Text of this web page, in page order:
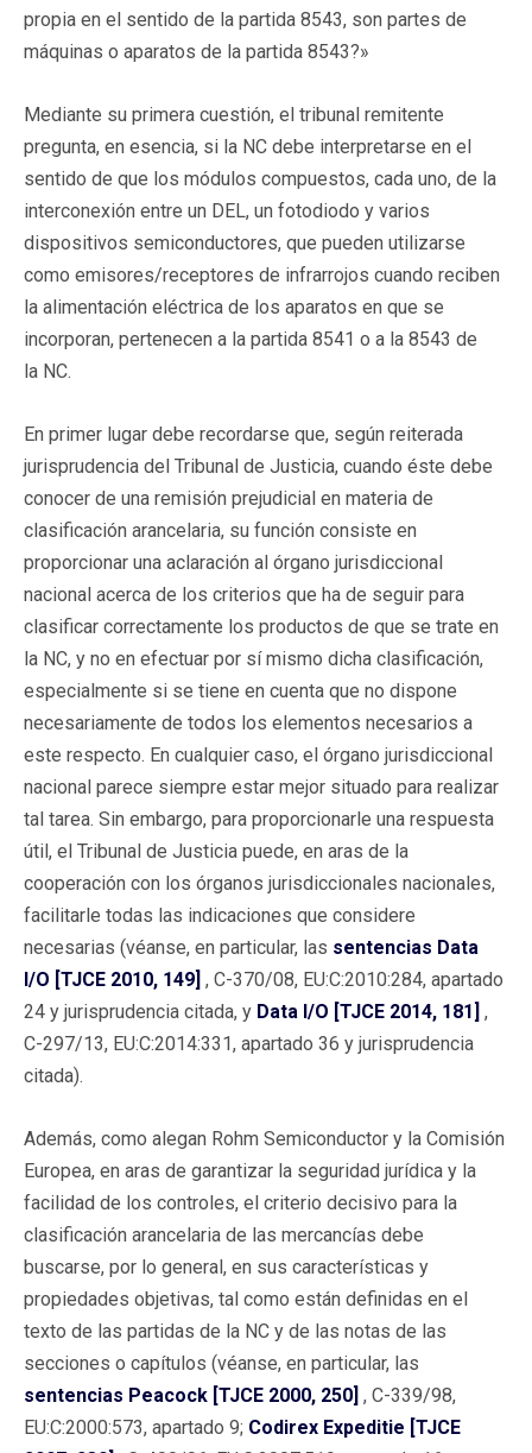
propia en el sentido de la partida 8543, son partes de
máquinas o aparatos de la partida 8543?»
Mediante su primera cuestión, el tribunal remitente
pregunta, en esencia, si la NC debe interpretarse en el
sentido de que los módulos compuestos, cada uno, de la
interconexión entre un DEL, un fotodiodo y varios
dispositivos semiconductores, que pueden utilizarse
como emisores/receptores de infrarrojos cuando reciben
la alimentación eléctrica de los aparatos en que se
incorporan, pertenecen a la partida 8541 o a la 8543 de
la NC.
En primer lugar debe recordarse que, según reiterada
jurisprudencia del Tribunal de Justicia, cuando éste debe
conocer de una remisión prejudicial en materia de
clasificación arancelaria, su función consiste en
proporcionar una aclaración al órgano jurisdiccional
nacional acerca de los criterios que ha de seguir para
clasificar correctamente los productos de que se trate en
la NC, y no en efectuar por sí mismo dicha clasificación,
especialmente si se tiene en cuenta que no dispone
necesariamente de todos los elementos necesarios a
este respecto. En cualquier caso, el órgano jurisdiccional
nacional parece siempre estar mejor situado para realizar
tal tarea. Sin embargo, para proporcionarle una respuesta
útil, el Tribunal de Justicia puede, en aras de la
cooperación con los órganos jurisdiccionales nacionales,
facilitarle todas las indicaciones que considere
necesarias (véanse, en particular, las sentencias Data
I/O [TJCE 2010, 149] , C-370/08, EU:C:2010:284, apartado
24 y jurisprudencia citada, y Data I/O [TJCE 2014, 181] ,
C-297/13, EU:C:2014:331, apartado 36 y jurisprudencia
citada).
Además, como alegan Rohm Semiconductor y la Comisión
Europea, en aras de garantizar la seguridad jurídica y la
facilidad de los controles, el criterio decisivo para la
clasificación arancelaria de las mercancías debe
buscarse, por lo general, en sus características y
propiedades objetivas, tal como están definidas en el
texto de las partidas de la NC y de las notas de las
secciones o capítulos (véanse, en particular, las
sentencias Peacock [TJCE 2000, 250] , C-339/98,
EU:C:2000:573, apartado 9; Codirex Expeditie [TJCE